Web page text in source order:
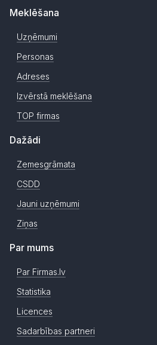
Meklēšana
Uzņēmumi
Personas
Adreses
Izvērstā meklēšana
TOP firmas
Dažādi
Zemesgrāmata
CSDD
Jauni uzņēmumi
Ziņas
Par mums
Par Firmas.lv
Statistika
Licences
Sadarbības partneri